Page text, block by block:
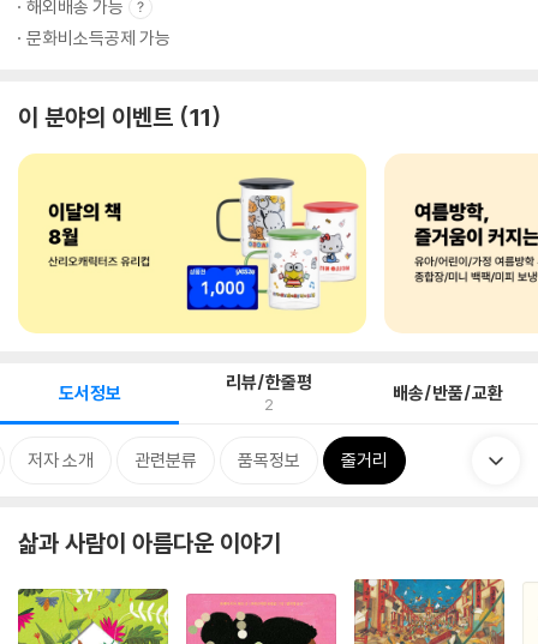
해외배송 가능
문화비소득공제 가능
이 분야의 이벤트 11
도서정보 리뷰/한줄평
2 배송/반품/교환
저자 소개 관련분류 품목정보 줄거리
삶과 사람이 아름다운 이야기